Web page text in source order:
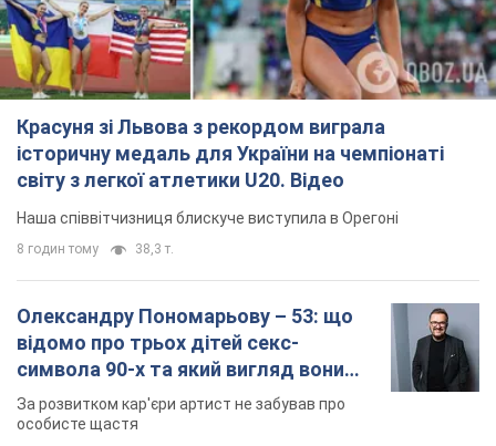
Красуня зі Львова з рекордом виграла
історичну медаль для України на чемпіонаті
світу з легкої атлетики U20. Відео
Наша співвітчизниця блискуче виступила в Орегоні
8 годин тому 38,3 т.
Олександру Пономарьову – 53: що
відомо про трьох дітей секс-
символа 90-х та який вигляд вони
мають
За розвитком кар'єри артист не забував про
особисте щастя